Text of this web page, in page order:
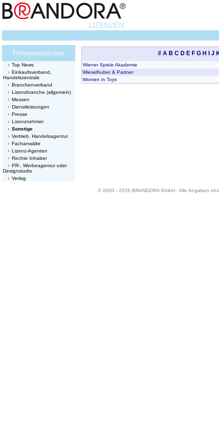
LIZENZEN
Firmenverzeichnis
Top News
Einkaufsverband,
Handelszentrale
Branchenverband
Lizenzbranche (allgemein)
Messen
Dienstleistungen
Presse
Lizenznehmer
Sonstige
Vertrieb, Handelsagentur
Fachanwälte
Lizenz-Agenten
Rechte Inhaber
PR-, Werbeagentur oder
Designstudio
Verlag
# A B C D E F G H J
Wiener Spiele Akademie
Wieselhuber & Partner
Women in Toys
© 2000 - 2026 BRANDORA GmbH - Alle Angaben